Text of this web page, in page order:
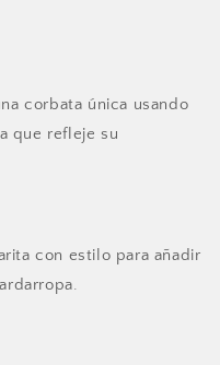
corbata única usando
que refleje su
con estilo para añadir